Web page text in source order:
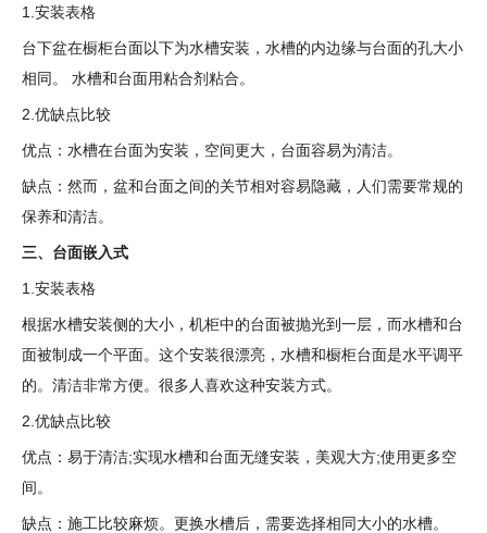
1.安装表格
台下盆在橱柜台面以下为水槽安装，水槽的内边缘与台面的孔大小
相同。 水槽和台面用粘合剂粘合。
2.优缺点比较
优点：水槽在台面为安装，空间更大，台面容易为清洁。
缺点：然而，盆和台面之间的关节相对容易隐藏，人们需要常规的
保养和清洁。
三、台面嵌入式
1.安装表格
根据水槽安装侧的大小，机柜中的台面被抛光到一层，而水槽和台
面被制成一个平面。这个安装很漂亮，水槽和橱柜台面是水平调平
的。清洁非常方便。很多人喜欢这种安装方式。
2.优缺点比较
优点：易于清洁;实现水槽和台面无缝安装，美观大方;使用更多空
间。
缺点：施工比较麻烦。更换水槽后，需要选择相同大小的水槽。